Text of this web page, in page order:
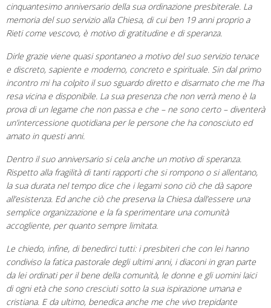
cinquantesimo anniversario della sua ordinazione presbiterale. La
memoria del suo servizio alla Chiesa, di cui ben 19 anni proprio a
Rieti come vescovo, è motivo di gratitudine e di speranza.
Dirle grazie viene quasi spontaneo a motivo del suo servizio tenace
e discreto, sapiente e moderno, concreto e spirituale. Sin dal primo
incontro mi ha colpito il suo sguardo diretto e disarmato che me l’ha
resa vicina e disponibile. La sua presenza che non verrà meno è la
prova di un legame che non passa e che – ne sono certo – diventerà
un’intercessione quotidiana per le persone che ha conosciuto ed
amato in questi anni.
Dentro il suo anniversario si cela anche un motivo di speranza.
Rispetto alla fragilità di tanti rapporti che si rompono o si allentano,
la sua durata nel tempo dice che i legami sono ciò che dà sapore
all’esistenza. Ed anche ciò che preserva la Chiesa dall’essere una
semplice organizzazione e la fa sperimentare una comunità
accogliente, per quanto sempre limitata.
Le chiedo, infine, di benedirci tutti: i presbiteri che con lei hanno
condiviso la fatica pastorale degli ultimi anni, i diaconi in gran parte
da lei ordinati per il bene della comunità, le donne e gli uomini laici
di ogni età che sono cresciuti sotto la sua ispirazione umana e
cristiana. E da ultimo, benedica anche me che vivo trepidante